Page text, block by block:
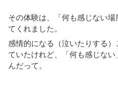
その体験は、「何も感じない
てくれました。
感情的になる（泣いたりする
ていたけれど、「何も感じな
んだって。